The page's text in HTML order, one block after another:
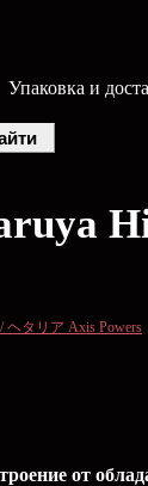
Упаковка и
ヘタリア Axis Powers
от